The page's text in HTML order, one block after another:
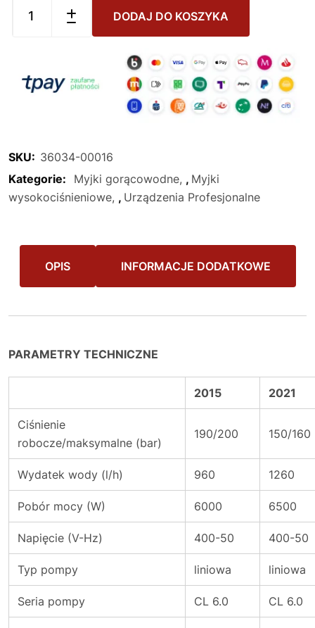
DODAJ DO KOSZYKA
SKU: 36034-00016
Kategorie:
Myjki gorącowodne , Myjki
wysokociśnieniowe , Urządzenia Profesjonalne
OPIS INFORMACJE DODATKOWE
PARAMETRY TECHNICZNE
2015 2021
Ciśnienie
robocze/maksymalne (bar)
190/200 150/160
Wydatek wody (l/h) 960 1260
Pobór mocy (W) 6000 6500
Napięcie (V-Hz) 400-50 400-50
Typ pompy liniowa liniowa
Seria pompy CL 6.0 CL 6.0